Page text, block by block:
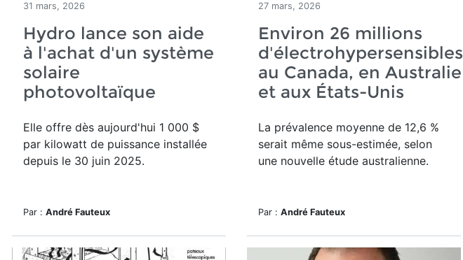
31 mars, 2026
Hydro lance son aide
à l'achat d'un système
solaire
photovoltaïque
Elle offre dès aujourd'hui 1 000 $
par kilowatt de puissance installée
depuis le 30 juin 2025.
Par : André Fauteux
27 mars, 2026
Environ 26 millions
d'électrohypersensibles
au Canada, en Australie
et aux États-Unis
La prévalence moyenne de 12,6 %
serait même sous-estimée, selon
une nouvelle étude australienne.
Par : André Fauteux